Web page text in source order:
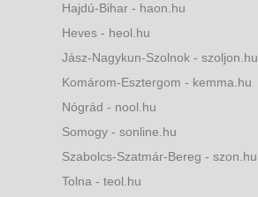
Hajdú-Bihar - haon.hu
Heves - heol.hu
Jász-Nagykun-Szolnok - szoljon.hu
Komárom-Esztergom - kemma.hu
Nógrád - nool.hu
Somogy - sonline.hu
Szabolcs-Szatmár-Bereg - szon.hu
Tolna - teol.hu